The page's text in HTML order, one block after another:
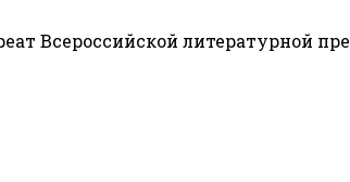
Всероссийской литературной